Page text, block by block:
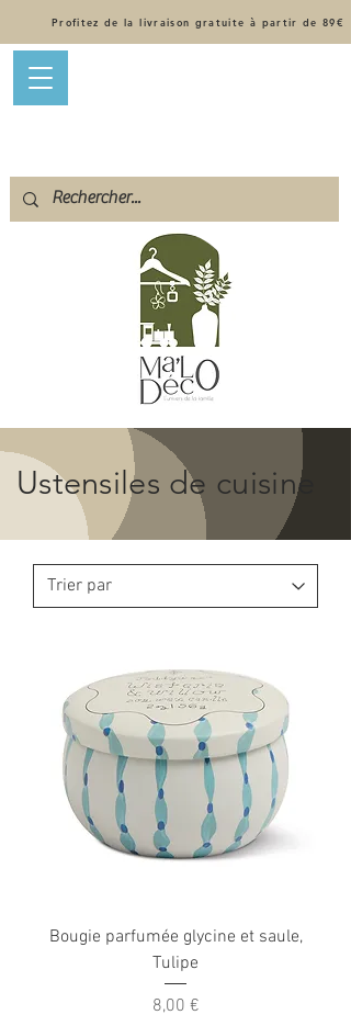
Profitez de la livraison gratuite à partir de 89€
Ustensiles de cuisine
Bougie parfumée glycine et saule,
Tulipe
Prix
8,00 €